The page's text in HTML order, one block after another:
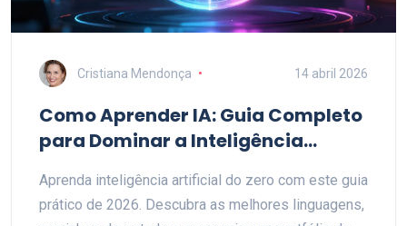
Cristiana Mendonça 14 abril 2026
Como Aprender IA: Guia Completo
para Dominar a Inteligência
Aprenda inteligência artificial do zero com este guia
prático de 2026. Descubra as melhores linguagens,